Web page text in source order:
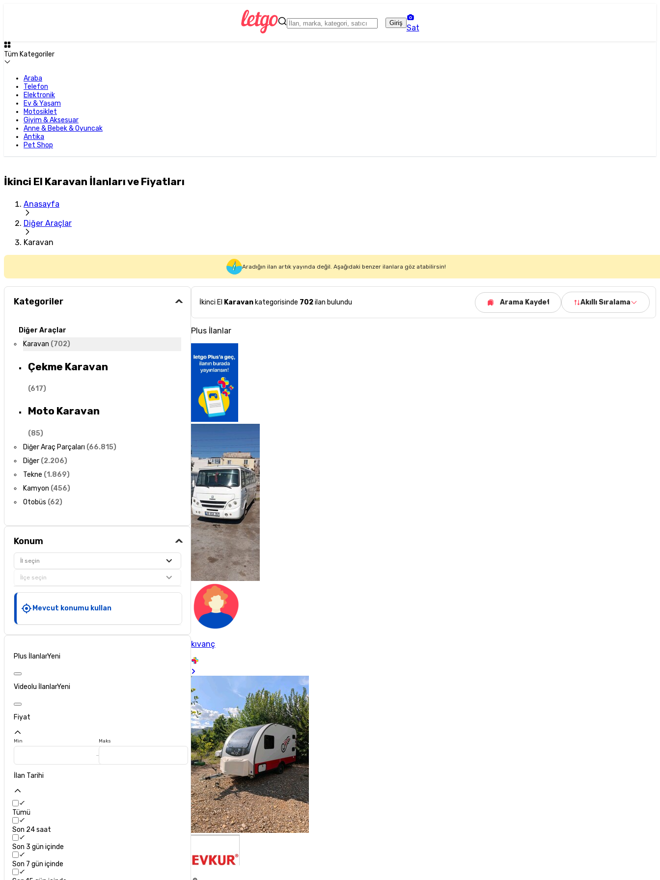
Giriş
Sat
Tüm Kategoriler
Araba
Telefon
Elektronik
Ev & Yaşam
Motosiklet
Giyim & Aksesuar
Anne & Bebek & Oyuncak
Antika
Pet Shop
İkinci El Karavan İlanları ve Fiyatları
Anasayfa
Diğer Araçlar
Karavan
Aradığın ilan artık yayında değil. Aşağıdaki benzer ilanlara göz atabilirsin!
Kategoriler
Diğer Araçlar
Karavan (702)
Çekme Karavan
(617)
Moto Karavan
(85)
Diğer Araç Parçaları (66.815)
Diğer (2.206)
Tekne (1.869)
Kamyon (456)
Otobüs (62)
Konum
İl seçin
İlçe seçin
Mevcut konumu kullan
Plus İlanlarYeni
Videolu İlanlarYeni
Fiyat
Min Maks
İlan Tarihi
Tümü
Son 24 saat
Son 3 gün içinde
Son 7 gün içinde
İkinci El Karavan kategorisinde 702ilan bulundu Arama Kaydet Akıllı Sıralama
Plus İlanlar
kıvanç